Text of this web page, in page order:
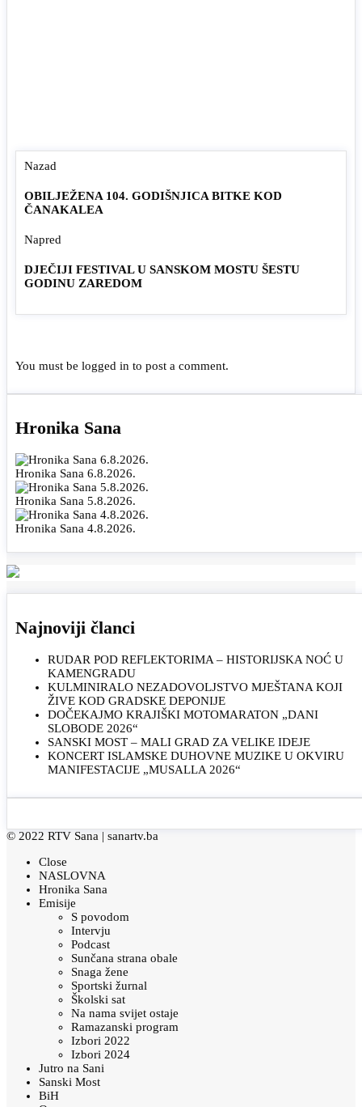
Nazad
OBILJEŽENA 104. GODIŠNJICA BITKE KOD
ČANAKALEA
Napred
DJEČIJI FESTIVAL U SANSKOM MOSTU ŠESTU
GODINU ZAREDOM
You must be logged in to post a comment.
Hronika Sana
Hronika Sana 6.8.2026.
Hronika Sana 5.8.2026.
Hronika Sana 4.8.2026.
Najnoviji članci
RUDAR POD REFLEKTORIMA – HISTORIJSKA NOĆ U
KAMENGRADU
KULMINIRALO NEZADOVOLJSTVO MJEŠTANA KOJI
ŽIVE KOD GRADSKE DEPONIJE
DOČEKAJMO KRAJIŠKI MOTOMARATON „DANI
SLOBODE 2026“
SANSKI MOST – MALI GRAD ZA VELIKE IDEJE
KONCERT ISLAMSKE DUHOVNE MUZIKE U OKVIRU
MANIFESTACIJE „MUSALLA 2026“
© 2022 RTV Sana | sanartv.ba
Close
NASLOVNA
Hronika Sana
Emisije
S povodom
Intervju
Podcast
Sunčana strana obale
Snaga žene
Sportski žurnal
Školski sat
Na nama svijet ostaje
Ramazanski program
Izbori 2022
Izbori 2024
Jutro na Sani
Sanski Most
BiH